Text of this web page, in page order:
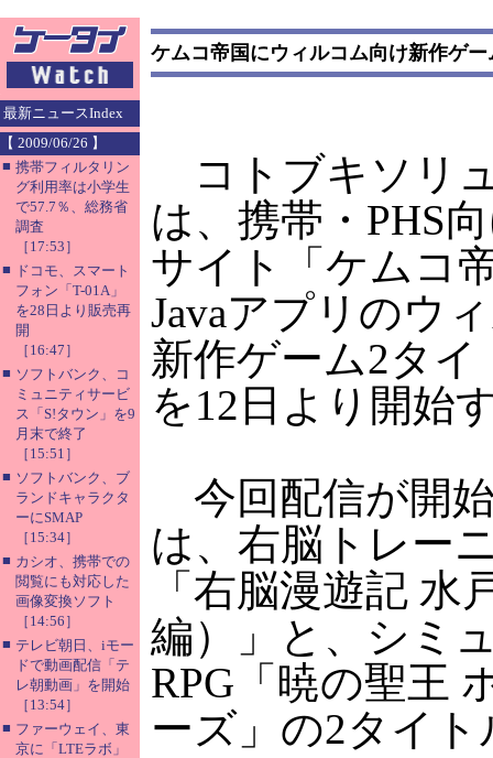
最新ニュースIndex
【 2009/06/26 】
■ 携帯フィルタリン
グ利用率は小学生
で57.7％、総務省
調査
［17:53］
■ ドコモ、スマート
フォン「T-01A」
を28日より販売再
開
［16:47］
■ ソフトバンク、コ
ミュニティサービ
ス「S!タウン」を9
月末で終了
［15:51］
■ ソフトバンク、ブ
ランドキャラクタ
ーにSMAP
［15:34］
■ カシオ、携帯での
閲覧にも対応した
画像変換ソフト
［14:56］
■ テレビ朝日、iモー
ドで動画配信「テ
レ朝動画」を開始
［13:54］
■ ファーウェイ、東
京に「LTEラボ」
ケムコ帝国にウィルコム向け新作ゲー
コトブキソリ
は、携帯・PHS
サイト「ケムコ
Javaアプリのウ
新作ゲーム2タ
を12日より開始
今回配信が開
は、右脳トレー
「右脳漫遊記 水
編）」と、シミ
RPG「暁の聖王
ーズ」の2タイト